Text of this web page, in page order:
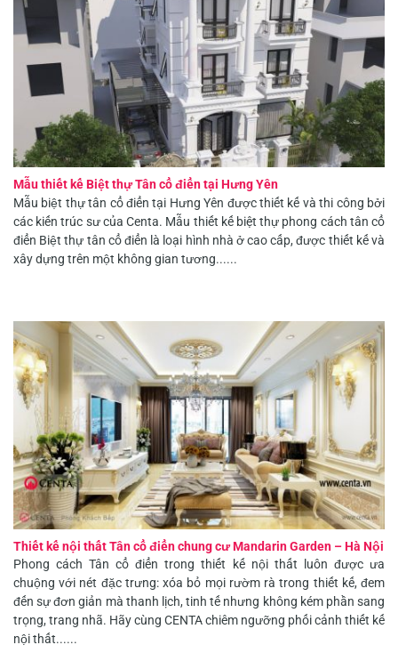
Mẫu thiết kế Biệt thự Tân cổ điển tại Hưng Yên
Mẫu biệt thự tân cổ điển tại Hưng Yên được thiết kế và thi công bởi
các kiến trúc sư của Centa. Mẫu thiết kế biệt thự phong cách tân cổ
điển Biệt thự tân cổ điển là loại hình nhà ở cao cấp, được thiết kế và
xây dựng trên một không gian tương......
Thiết kế nội thất Tân cổ điển chung cư Mandarin Garden – Hà Nội
Phong cách Tân cổ điển trong thiết kế nội thất luôn được ưa
chuộng với nét đặc trưng: xóa bỏ mọi rườm rà trong thiết kế, đem
đến sự đơn giản mà thanh lịch, tinh tế nhưng không kém phần sang
trọng, trang nhã. Hãy cùng CENTA chiêm ngưỡng phối cảnh thiết kế
nội thất......